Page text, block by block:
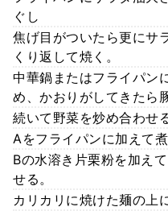
ぐし
焦げ目がついたら更にサ
くり返して焼く。
中華鍋またはフライパン
め、かおりがしてきたら
続いて野菜を炒め合わせる
Aをフライパンに加えて
Bの水溶き片栗粉を加え
せる。
カリカリに焼けた麺の上